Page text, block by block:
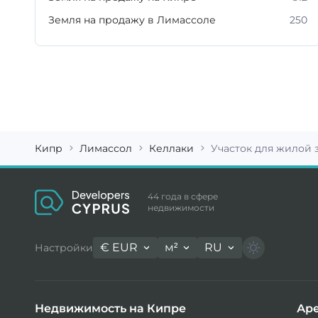
Земля на продажу в Лимассоле
250
Кипр Лимассол Келлаки Участок для жилой
44 года в сфере
недвижимости
Настройки € EUR м² RU
Недвижимость на Кипре